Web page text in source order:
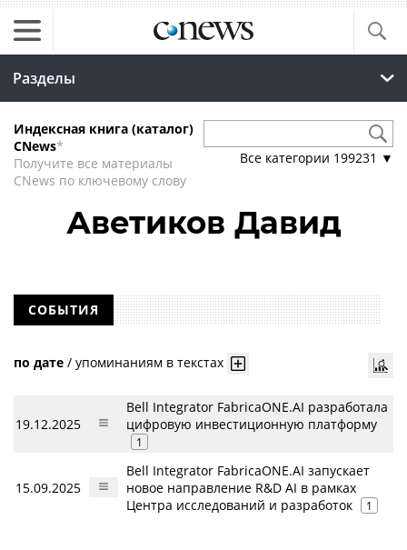
Разделы
Индексная книга (каталог)
CNews*
Получите все материалы
CNews по ключевому слову
Все категории 199231 ▼
Аветиков Давид
СОБЫТИЯ
по дате / упоминаниям в текстах
19.12.2025
Bell Integrator FabricaONE.AI разработала
цифровую инвестиционную платформу
1
15.09.2025
Bell Integrator FabricaONE.AI запускает
новое направление R&D AI в рамках
Центра исследований и разработок
1